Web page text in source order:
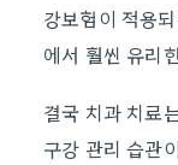
강보험이 적용
에서 훨씬 유리
결국 치과 치료
구강 관리 습관